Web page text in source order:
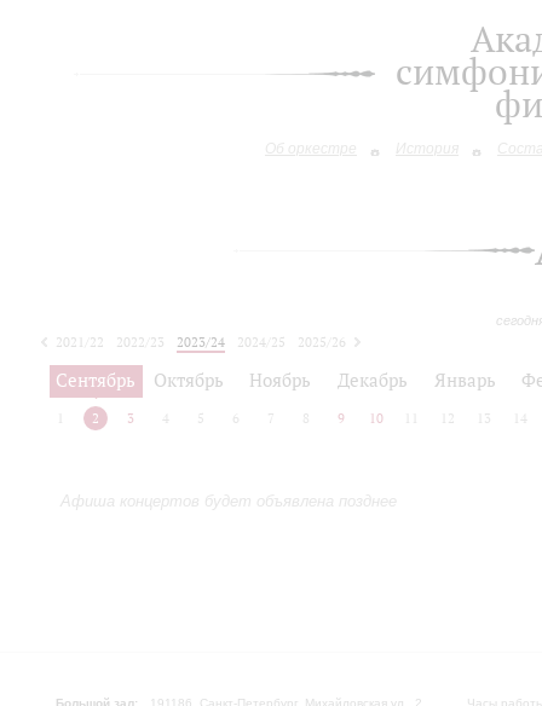
Об оркестре История
2021/22 2022/23 2023/24 2024/25
2025/26
2026/27
Сентябрь Октябрь Ноябрь Декабрь Январь
2 3 4 5 6 7 8 9 10 12 13 14
Афиша концертов будет объявлена позднее
Большой зал: 191186, Санкт-Петербург, Михайловская ул., 2 Часы